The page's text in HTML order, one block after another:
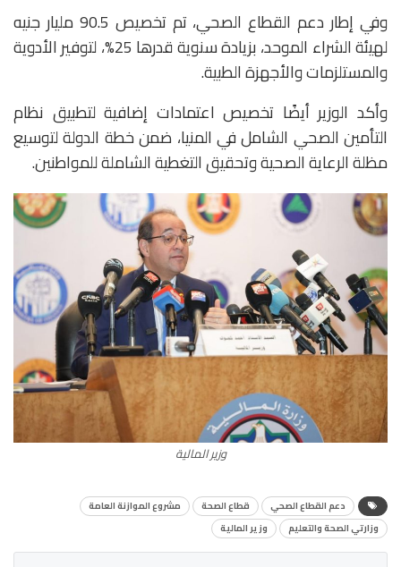
وفي إطار دعم القطاع الصحي، تم تخصيص 90.5 مليار جنيه
لهيئة الشراء الموحد، بزيادة سنوية قدرها 25%، لتوفير الأدوية
والمستلزمات والأجهزة الطبية.
وأكد الوزير أيضًا تخصيص اعتمادات إضافية لتطبيق نظام
التأمين الصحي الشامل في المنيا، ضمن خطة الدولة لتوسيع
مظلة الرعاية الصحية وتحقيق التغطية الشاملة للمواطنين.
وزير المالية
دعم القطاع الصحي قطاع الصحة
مشروع الموازنة العامة
وزارتي الصحة والتعليم
وزير المالية